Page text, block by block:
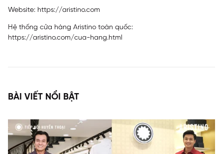
Website: https://aristino.com
Hệ thống cửa hàng Aristino toàn quốc:
https://aristino.com/cua-hang.html
BÀI VIẾT NỔI BẬT